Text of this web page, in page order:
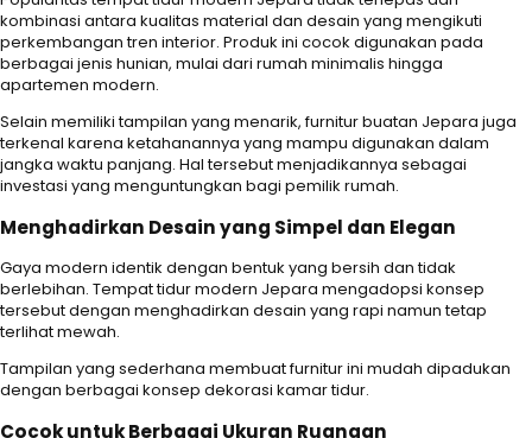
kombinasi antara kualitas material dan desain yang mengikuti
perkembangan tren interior. Produk ini cocok digunakan pada
berbagai jenis hunian, mulai dari rumah minimalis hingga
apartemen modern.
Selain memiliki tampilan yang menarik, furnitur buatan Jepara juga
terkenal karena ketahanannya yang mampu digunakan dalam
jangka waktu panjang. Hal tersebut menjadikannya sebagai
investasi yang menguntungkan bagi pemilik rumah.
Menghadirkan Desain yang Simpel dan Elegan
Gaya modern identik dengan bentuk yang bersih dan tidak
berlebihan. Tempat tidur modern Jepara mengadopsi konsep
tersebut dengan menghadirkan desain yang rapi namun tetap
terlihat mewah.
Tampilan yang sederhana membuat furnitur ini mudah dipadukan
dengan berbagai konsep dekorasi kamar tidur.
Cocok untuk Berbagai Ukuran Ruangan